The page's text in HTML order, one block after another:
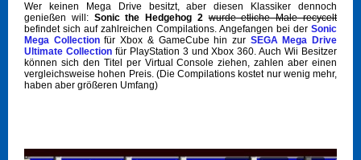
Wer keinen Mega Drive besitzt, aber diesen Klassiker dennoch
genießen will: Sonic the Hedgehog 2 wurde etliche Male recycelt
befindet sich auf zahlreichen Compilations. Angefangen bei der Sonic
Mega Collectionfür Xbox & GameCube hin zur SEGA Mega Drive
Ultimate Collectionfür PlayStation 3 und Xbox 360. Auch Wii Besitzer
können sich den Titel per Virtual Console ziehen, zahlen aber einen
vergleichsweise hohen Preis. (Die Compilations kostet nur wenig mehr,
haben aber größeren Umfang)